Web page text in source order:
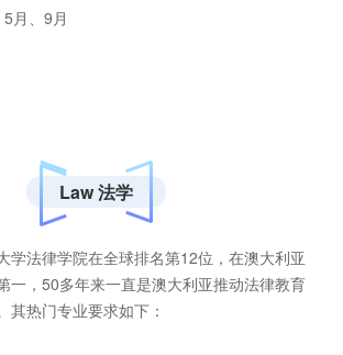
月、9月
Law 法学
学法律学院在全球排名第12位，在澳大利亚
一，50多年来一直是澳大利亚推动法律教育
其热门专业要求如下：